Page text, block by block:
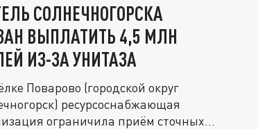
СОЛНЕЧНОГОРСКА
ВЫПЛАТИТЬ 4,5 МЛН
ИЗ-ЗА УНИТАЗА
Поварово (городской округ
ресурсоснабжающая
ограничила приём сточных